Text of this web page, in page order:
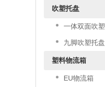
吹塑托盘
一体双面吹塑
九脚吹塑托盘
塑料物流箱
EU物流箱